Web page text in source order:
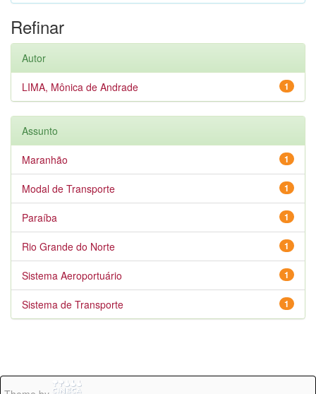
Refinar
Autor
1
LIMA, Mônica de Andrade
Assunto
1
Maranhão
1
Modal de Transporte
1
Paraíba
1
Rio Grande do Norte
1
Sistema Aeroportuário
1
Sistema de Transporte